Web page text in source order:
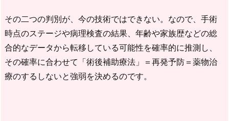
その二つの判別が、今の技術ではできない。なので、手術
時点のステージや病理検査の結果、年齢や家族歴などの総
合的なデータから転移している可能性を確率的に推測し、
その確率に合わせて「術後補助療法」＝再発予防＝薬物治
療のするしないと強弱を決めるのです。